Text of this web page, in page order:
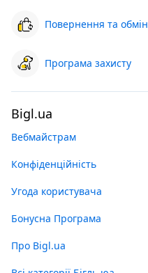
Повернення та обмін
Програма захисту
Bigl.ua
Вебмайстрам
Конфіденційність
Угода користувача
Бонусна Програма
Про Bigl.ua